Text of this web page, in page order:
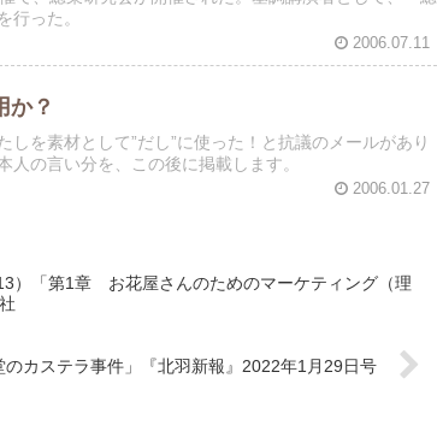
行った。
2006.07.11
か？
を素材として”だし”に使った！と抗議のメールがあり
の言い分を、この後に掲載します。
2006.01.27
）「第1章 お花屋さんのためのマーケティング（理
のカステラ事件」『北羽新報』2022年1月29日号